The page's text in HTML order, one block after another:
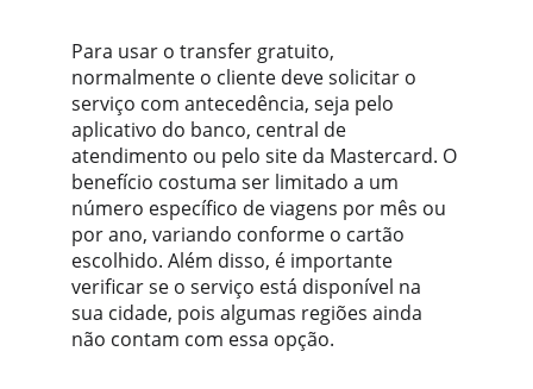
Para usar o transfer gratuito,
normalmente o cliente deve solicitar o
serviço com antecedência, seja pelo
aplicativo do banco, central de
atendimento ou pelo site da Mastercard. O
benefício costuma ser limitado a um
número específico de viagens por mês ou
por ano, variando conforme o cartão
escolhido. Além disso, é importante
verificar se o serviço está disponível na
sua cidade, pois algumas regiões ainda
não contam com essa opção.